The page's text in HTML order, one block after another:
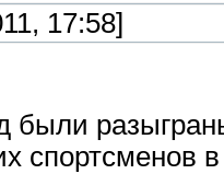
17:58]
были
спортсменов